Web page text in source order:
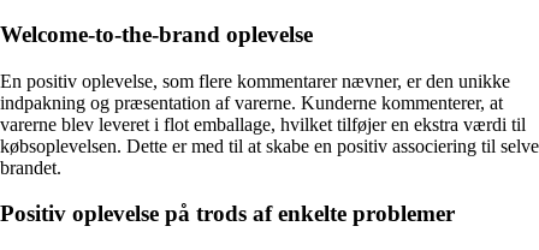
Welcome-to-the-brand oplevelse
En positiv oplevelse, som flere kommentarer nævner, er den unikke
indpakning og præsentation af varerne. Kunderne kommenterer, at
varerne blev leveret i flot emballage, hvilket tilføjer en ekstra værdi til
købsoplevelsen. Dette er med til at skabe en positiv associering til selve
brandet.
Positiv oplevelse på trods af enkelte problemer